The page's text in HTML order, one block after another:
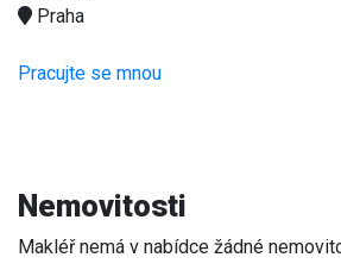
Praha
Pracujte se mnou
Nemovitosti
Makléř nemá v nabídce žádné